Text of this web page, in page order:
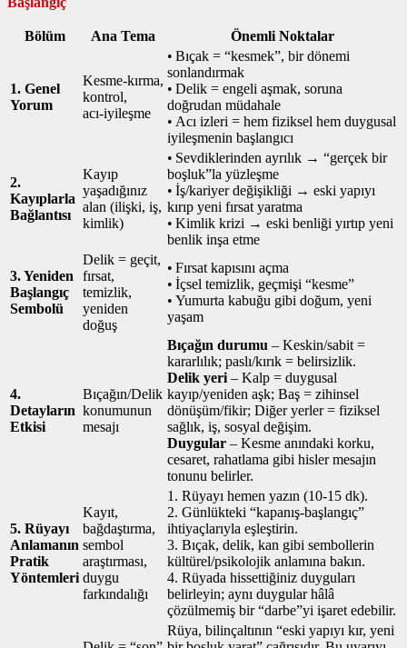
Bölüm Ana Tema Önemli Noktalar
1. Genel
Yorum
Kesme‑kırma,
kontrol,
acı‑iyileşme
• Bıçak = “kesmek”, bir dönemi
sonlandırmak
• Delik = engeli aşmak, soruna
doğrudan müdahale
• Acı izleri = hem fiziksel hem duygusal
iyileşmenin başlangıcı
2.
Kayıplarla
Bağlantısı
Kayıp
yaşadığınız
alan (ilişki, iş,
kimlik)
• Sevdiklerinden ayrılık → “gerçek bir
boşluk”la yüzleşme
• İş/kariyer değişikliği → eski yapıyı
kırıp yeni fırsat yaratma
• Kimlik krizi → eski benliği yırtıp yeni
benlik inşa etme
3. Yeniden
Başlangıç
Sembolü
Delik = geçit,
fırsat,
temizlik,
yeniden
doğuş
• Fırsat kapısını açma
• İçsel temizlik, geçmişi “kesme”
• Yumurta kabuğu gibi doğum, yeni
yaşam
4.
Detayların
Etkisi
Bıçağın/Delik
konumunun
mesajı
Bıçağın durumu – Keskin/sabit =
kararlılık; paslı/kırık = belirsizlik.
Delik yeri – Kalp = duygusal
kayıp/yeniden aşk; Baş = zihinsel
dönüşüm/fikir; Diğer yerler = fiziksel
sağlık, iş, sosyal değişim.
Duygular – Kesme anındaki korku,
cesaret, rahatlama gibi hisler mesajın
tonunu belirler.
5. Rüyayı
Anlamanın
Pratik
Yöntemleri
Kayıt,
bağdaştırma,
sembol
araştırması,
duygu
farkındalığı
1. Rüyayı hemen yazın (10‑15 dk).
2. Günlükteki “kapanış‑başlangıç”
ihtiyaçlarıyla eşleştirin.
3. Bıçak, delik, kan gibi sembollerin
kültürel/psikolojik anlamına bakın.
4. Rüyada hissettiğiniz duyguları
belirleyin; aynı duygular hâlâ
çözülmemiş bir “darbe”yi işaret edebilir.
Rüya, bilinçaltının “eski yapıyı kır, yeni